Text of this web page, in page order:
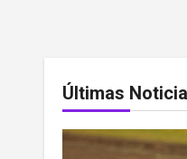
Últimas